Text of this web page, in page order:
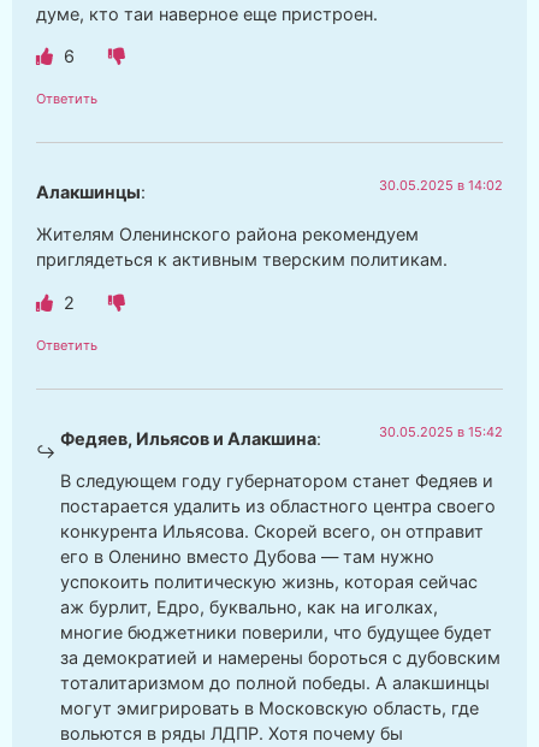
думе, кто таи наверное еще пристроен.
6
Ответить
Алакшинцы: 30.05.2025 в 14:02
Жителям Оленинского района рекомендуем
приглядеться к активным тверским политикам.
2
Ответить
Федяев, Ильясов и Алакшина: 30.05.2025 в 15:42
В следующем году губернатором станет Федяев и
постарается удалить из областного центра своего
конкурента Ильясова. Скорей всего, он отправит
его в Оленино вместо Дубова — там нужно
успокоить политическую жизнь, которая сейчас
аж бурлит, Едро, буквально, как на иголках,
многие бюджетники поверили, что будущее будет
за демократией и намерены бороться с дубовским
тоталитаризмом до полной победы. А алакшинцы
могут эмигрировать в Московскую область, где
вольются в ряды ЛДПР. Хотя почему бы